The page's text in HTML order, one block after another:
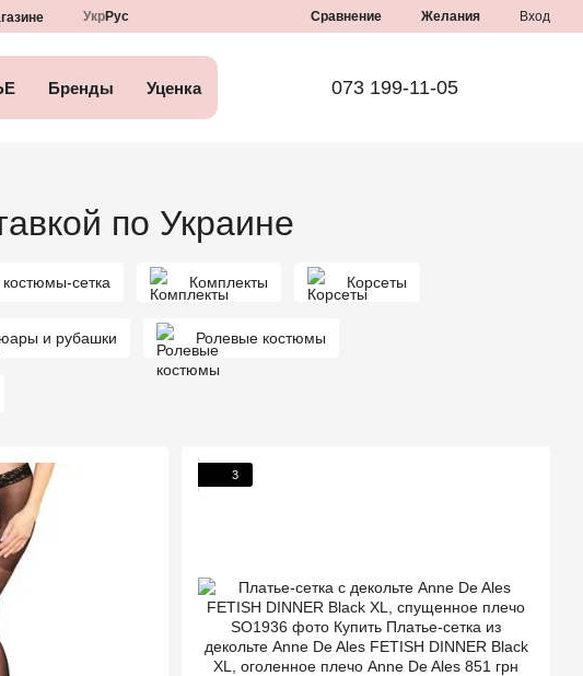
УкрРус Сравнение Желания Вход
Бренды Уценка 073 199-11-05
по Украине
костюмы-сетка Комплекты Корсеты
и рубашки Ролевые костюмы
3